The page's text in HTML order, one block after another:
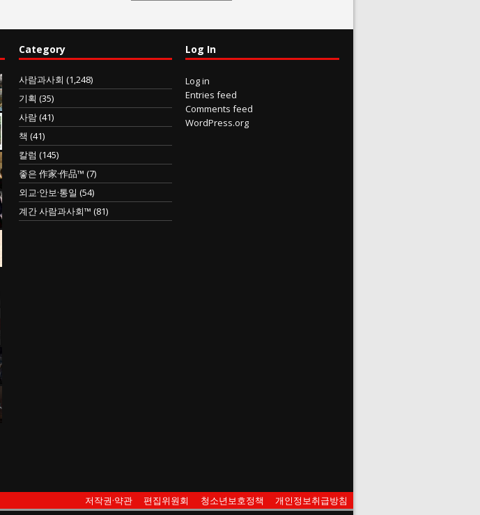
Category
사람과사회 (1,248)
기획 (35)
사람(41)
책 (41)
칼럼 (145)
좋은 作家·作品™ (7)
외교·안보·통일 (54)
계간 사람과사회™ (81)
Log In
Log in
Entries feed
Comments feed
WordPress.org
저작권·약관 편집위원회 청소년보호정책 개인정보취급방침